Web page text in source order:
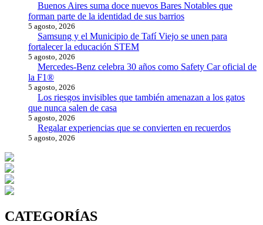
Buenos Aires suma doce nuevos Bares Notables que
forman parte de la identidad de sus barrios
5 agosto, 2026
Samsung y el Municipio de Tafí Viejo se unen para
fortalecer la educación STEM
5 agosto, 2026
Mercedes-Benz celebra 30 años como Safety Car oficial de
la F1®
5 agosto, 2026
Los riesgos invisibles que también amenazan a los gatos
que nunca salen de casa
5 agosto, 2026
Regalar experiencias que se convierten en recuerdos
5 agosto, 2026
CATEGORÍAS